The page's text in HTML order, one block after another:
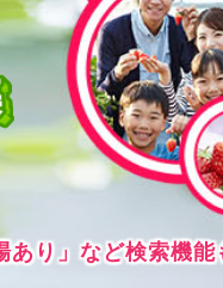
り」など検索機能